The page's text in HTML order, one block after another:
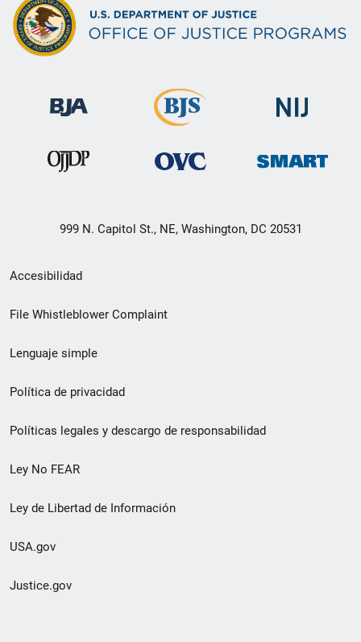
999 N. Capitol St., NE, Washington, DC 20531
Menú
de
de
pie
de
página
Accesibilidad
File Whistleblower Complaint
Lenguaje simple
Política de privacidad
Políticas legales y descargo de responsabilidad
Ley No FEAR
Ley de Libertad de Información
USA.gov
Justice.gov